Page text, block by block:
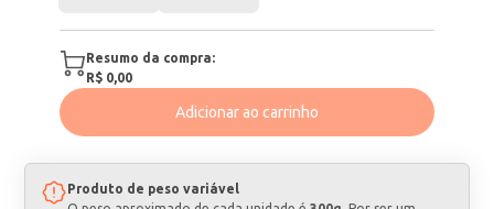
Resumo da compra:
R$ 0,00
Adicionar ao carrinho
Produto de peso variável